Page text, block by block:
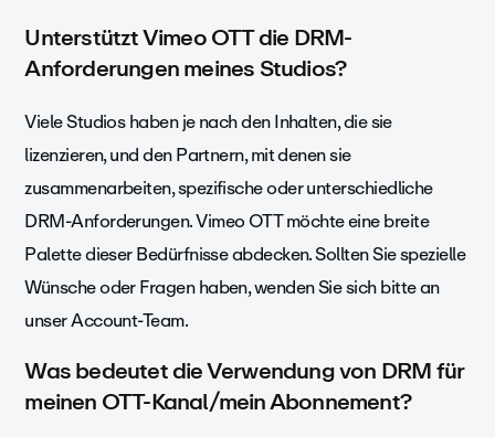
Unterstützt Vimeo OTT die DRM-
Anforderungen meines Studios?
Viele Studios haben je nach den Inhalten, die sie
lizenzieren, und den Partnern, mit denen sie
zusammenarbeiten, spezifische oder unterschiedliche
DRM-Anforderungen. Vimeo OTT möchte eine breite
Palette dieser Bedürfnisse abdecken. Sollten Sie spezielle
Wünsche oder Fragen haben, wenden Sie sich bitte an
unser Account-Team.
Was bedeutet die Verwendung von DRM für
meinen OTT-Kanal/mein Abonnement?